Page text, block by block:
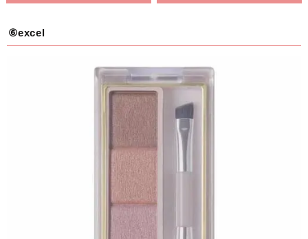
⑥excel